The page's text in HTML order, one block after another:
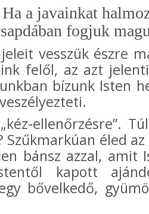
Ha a javainkat
fogjuk
vesszük észre
felől, az azt
bízunk Isten
ellenőrzésre”.
Szűkmarkúan éled
bánsz azzal, amit
kapott
bővelkedő,